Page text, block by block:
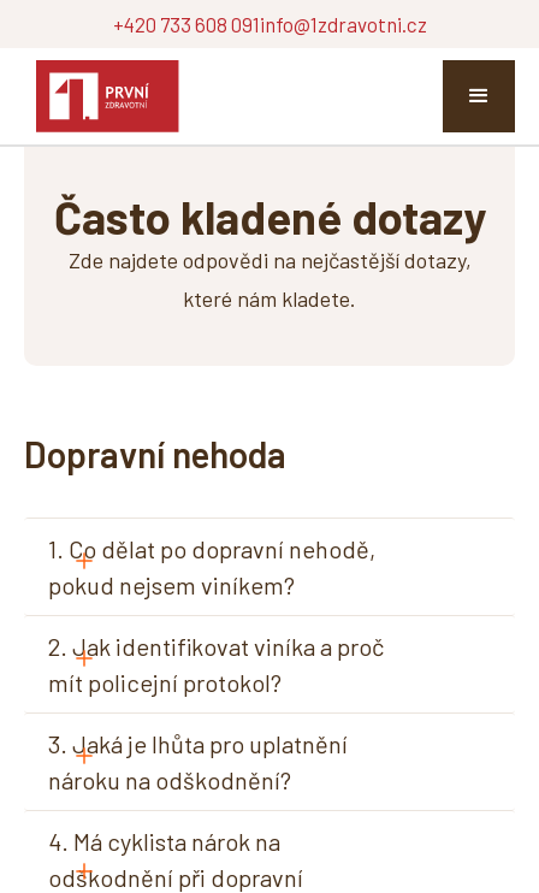
+420 733 608 091info@1zdravotni.cz
Často kladené dotazy
Zde najdete odpovědi na nejčastější dotazy,
které nám kladete.
Dopravní nehoda
1. Co dělat po dopravní nehodě,
pokud nejsem viníkem?
2. Jak identifikovat viníka a proč
mít policejní protokol?
3. Jaká je lhůta pro uplatnění
nároku na odškodnění?
4. Má cyklista nárok na
odškodnění při dopravní